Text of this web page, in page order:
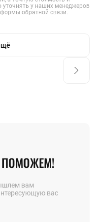
уточнять у наших менеджеров
обратной связи.
вам
вас